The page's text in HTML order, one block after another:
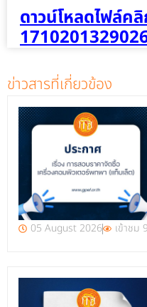
ดาวน์โหลดไฟล์ค
ข่าวสารที่เกี่ยวข้อง
05 August 2026 เข้าชม